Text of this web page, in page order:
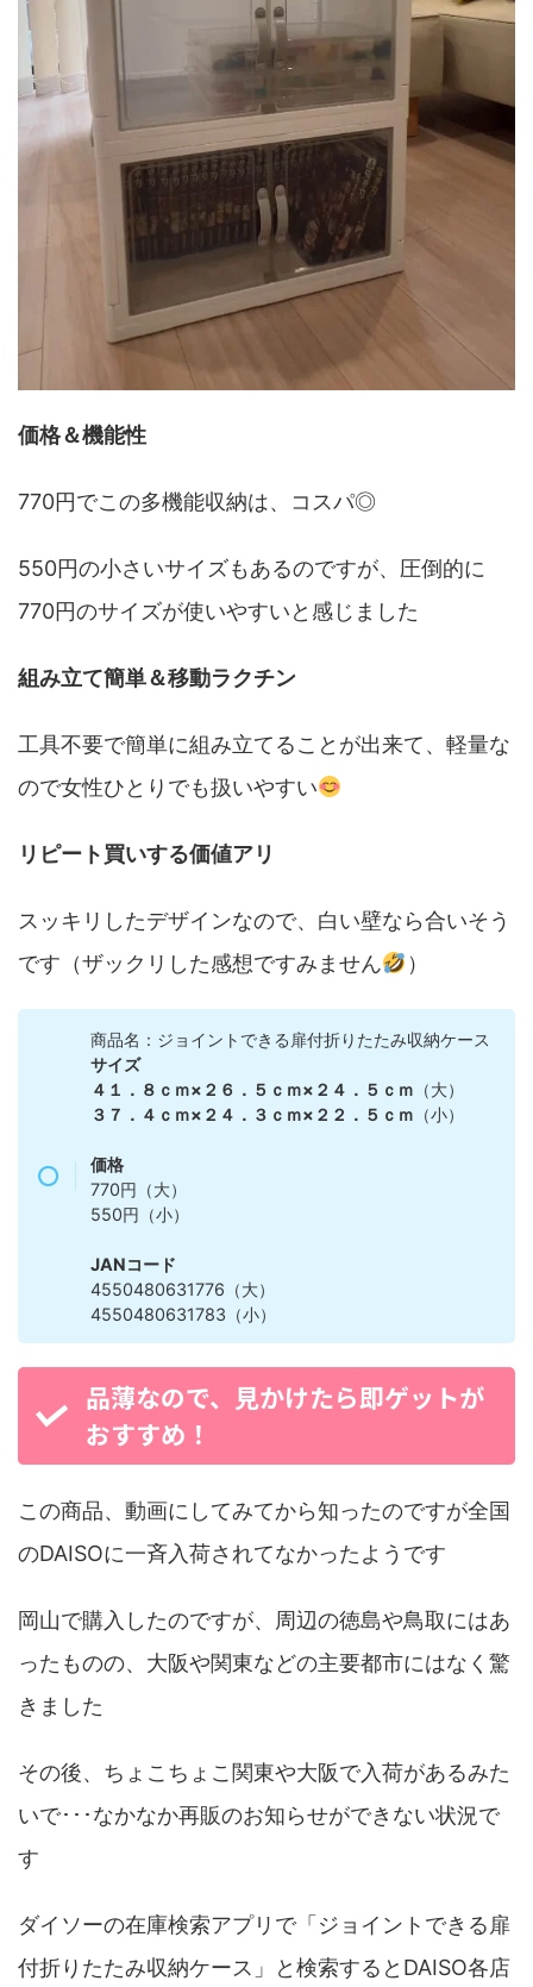
価格＆機能性
770円でこの多機能収納は、コスパ◎
550円の小さいサイズもあるのですが、圧倒的に
770円のサイズが使いやすいと感じました
組み立て簡単＆移動ラクチン
工具不要で簡単に組み立てることが出来て、軽量な
ので女性ひとりでも扱いやすい
リピート買いする価値アリ
スッキリしたデザインなので、白い壁なら合いそう
です（ザックリした感想ですみません
）
商品名：ジョイントできる扉付折りたたみ収納ケース
サイズ
４１．８ｃｍ×２６．５ｃｍ×２４．５ｃｍ （大）
３７．４ｃｍ×２４．３ｃｍ×２２．５ｃｍ （小）
価格
770円（大）
550円（小）
JANコード
4550480631776（大）
4550480631783（小）
品薄なので、見かけたら即ゲットが
おすすめ！
この商品、動画にしてみてから知ったのですが全国
のDAISOに一斉入荷されてなかったようです
岡山で購入したのですが、周辺の徳島や鳥取にはあ
ったものの、大阪や関東などの主要都市にはなく驚
きました
その後、ちょこちょこ関東や大阪で入荷があるみた
いで･･･なかなか再販のお知らせができない状況で
す
ダイソーの在庫検索アプリで「ジョイントできる扉
付折りたたみ収納ケース」と検索するとDAISO各店